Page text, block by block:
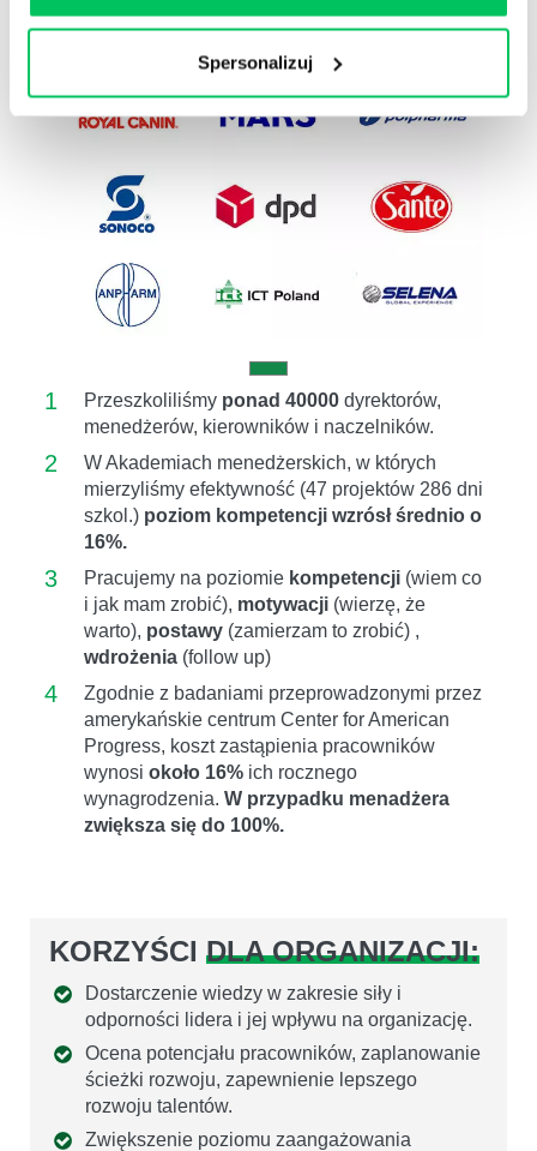
Spersonalizuj
Previous
1 Przeszkoliliśmy ponad 40000 dyrektorów,
menedżerów, kierowników i naczelników.
2
W Akademiach menedżerskich, w których
mierzyliśmy efektywność (47 projektów 286 dni
szkol.) poziom kompetencji wzrósł średnio o
16%.
3 Pracujemy na poziomie kompetencji (wiem co
i jak mam zrobić), motywacji (wierzę, że
warto), postawy (zamierzam to zrobić) ,
wdrożenia (follow up)
4
Zgodnie z badaniami przeprowadzonymi przez
amerykańskie centrum Center for American
Progress, koszt zastąpienia pracowników
wynosi około 16% ich rocznego
wynagrodzenia. W przypadku menadżera
zwiększa się do 100%.
KORZYŚCI DLA ORGANIZACJI:
Dostarczenie wiedzy w zakresie siły i
odporności lidera i jej wpływu na organizację.
Ocena potencjału pracowników, zaplanowanie
ścieżki rozwoju, zapewnienie lepszego
rozwoju talentów.
Zwiększenie poziomu zaangażowania